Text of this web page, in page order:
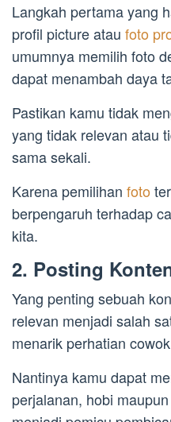
Langkah pertama yang
profil picture atau foto
umumnya memilih foto
dapat menambah daya
Pastikan kamu tidak
yang tidak relevan atau
sama sekali.
Karena pemilihan foto
berpengaruh terhadap
kita.
2. Posting
Yang penting sebuah
relevan menjadi salah
menarik perhatian
Nantinya kamu dapat
perjalanan, hobi